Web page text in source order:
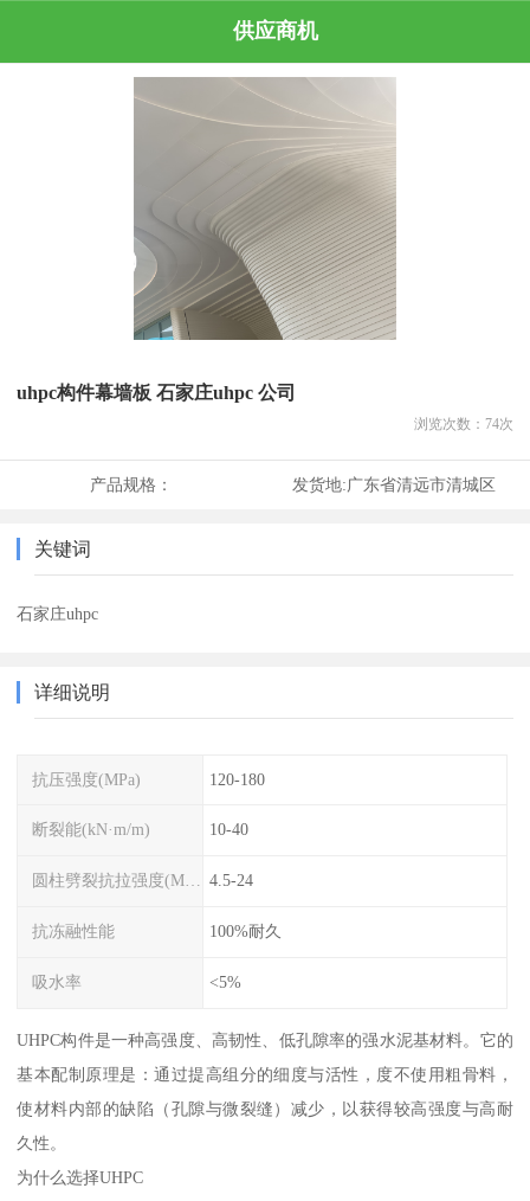
供应商机
uhpc构件幕墙板 石家庄uhpc 公司
浏览次数： 74次
产品规格： 发货地:广东省清远市清城区
关键词
石家庄uhpc
详细说明
抗压强度(MPa) 120-180
断裂能(kN·m/m) 10-40
圆柱劈裂抗拉强度(MPa) 4.5-24
抗冻融性能 100%耐久
吸水率 <5%
UHPC构件是一种高强度、高韧性、低孔隙率的强水泥基材料。它的
基本配制原理是：通过提高组分的细度与活性，度不使用粗骨料，
使材料内部的缺陷（孔隙与微裂缝）减少，以获得较高强度与高耐
久性。
为什么选择UHPC